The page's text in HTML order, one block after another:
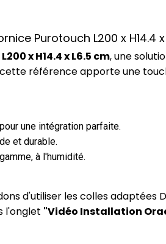
Purotouch L200 x H14.4
x H14.4 x L6.5 cm, une
référence apporte une
une intégration parfaite.
et durable.
à l'humidité.
d'utiliser les colles adaptées
l'onglet "Vidéo Installation